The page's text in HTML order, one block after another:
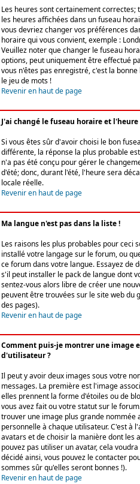
Les heures sont certainement correctes;
les heures affichées dans un fuseau
vous devriez changer vos préférences
horaire qui vous convient, exemple :
Veuillez noter que changer le fuseau
options, peut uniquement être effectué
vous n'êtes pas enregistré, c'est la
le jeu de mots !
Revenir en haut de page
J'ai changé le fuseau horaire et
Si vous êtes sûr d'avoir choisi le bon
différente, la réponse la plus probable
n'a pas été conçu pour gérer le
d'été; donc, durant l'été, l'heure sera
locale réelle.
Revenir en haut de page
Ma langue n'est pas dans la liste !
Les raisons les plus probables pour ceci
installé votre langage sur le forum, ou
ce forum dans votre langue. Essayez
s'il peut installer le pack de langue dont
sentez-vous alors libre de créer une
peuvent être trouvées sur le site web du
des pages).
Revenir en haut de page
Comment puis-je montrer une image
d'utilisateur ?
Il peut y avoir deux images sous votre
messages. La première est l'image
elles prennent la forme d'étoiles ou de
vous avez fait ou votre statut sur le
trouver une image plus grande nommée
personnelle à chaque utilisateur. C'est
avatars et de choisir la manière dont les
pouvez pas utiliser un avatar, cela
décidé ainsi, vous pouvez le contacter
sommes sûr qu'elles seront bonnes !).
Revenir en haut de page